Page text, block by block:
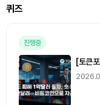
미션
기사 스탬프